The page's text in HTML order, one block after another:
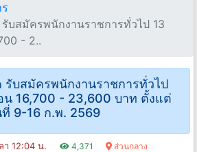
บสมัครพนักงานราชการทั่วไป 13
- 2..
รับสมัครพนักงานราชการทั่วไป
น 16,700 - 23,600 บาท ตั้งแต่
9-16 ก.พ. 2569
า 12:04 น. 4,371 ส่วนกลาง